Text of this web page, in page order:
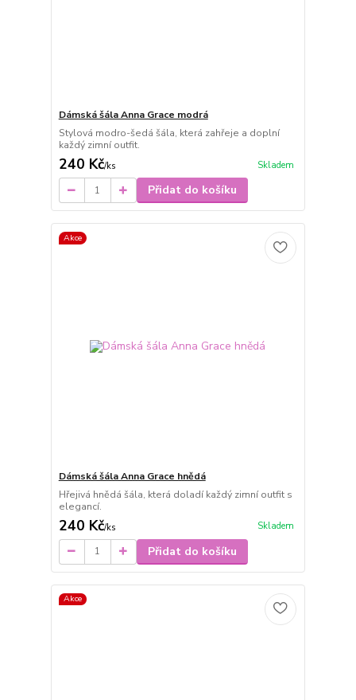
Dámská šála Anna Grace modrá
Stylová modro-šedá šála, která zahřeje a doplní
každý zimní outfit.
240 Kč/ks Skladem
Přidat do košíku
Akce
Dámská šála Anna Grace hnědá
Hřejivá hnědá šála, která doladí každý zimní outfit s
elegancí.
240 Kč/ks Skladem
Přidat do košíku
Akce